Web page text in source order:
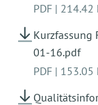
PDF | 214.42
Kurzfassung
01-16.pdf
PDF | 153.05